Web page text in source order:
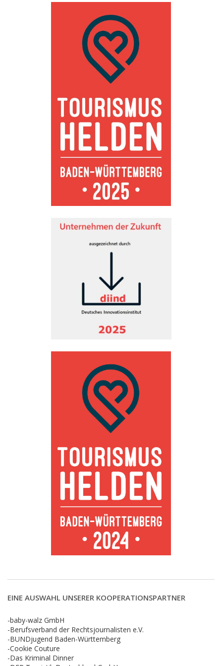
EINE AUSWAHL UNSERER KOOPERATIONSPARTNER
-baby-walz GmbH
-Berufsverband der Rechtsjournalisten e.V.
-BUNDjugend Baden-Württemberg
-Cookie Couture
-Das Kriminal Dinner